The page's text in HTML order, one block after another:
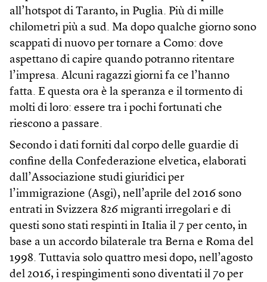
all’hotspot di Taranto, in Puglia. Più di mille
chilometri più a sud. Ma dopo qualche giorno sono
scappati di nuovo per tornare a Como: dove
aspettano di capire quando potranno ritentare
l’impresa. Alcuni ragazzi giorni fa ce l’hanno
fatta. E questa ora è la speranza e il tormento di
molti di loro: essere tra i pochi fortunati che
riescono a passare.
Secondo i dati forniti dal corpo delle guardie di
confine della Confederazione elvetica, elaborati
dall’Associazione studi giuridici per
l’immigrazione (Asgi), nell’aprile del 2016 sono
entrati in Svizzera 826 migranti irregolari e di
questi sono stati respinti in Italia il 7 per cento, in
base a un accordo bilaterale tra Berna e Roma del
1998. Tuttavia solo quattro mesi dopo, nell’agosto
del 2016, i respingimenti sono diventati il 7o per